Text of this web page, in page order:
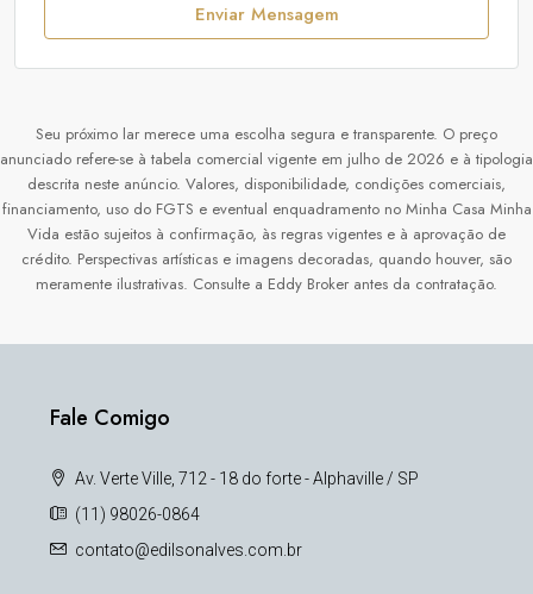
Enviar Mensagem
Seu próximo lar merece uma escolha segura e transparente. O preço
anunciado refere-se à tabela comercial vigente em julho de 2026 e à tipologia
descrita neste anúncio. Valores, disponibilidade, condições comerciais,
financiamento, uso do FGTS e eventual enquadramento no Minha Casa Minha
Vida estão sujeitos à confirmação, às regras vigentes e à aprovação de
crédito. Perspectivas artísticas e imagens decoradas, quando houver, são
meramente ilustrativas. Consulte a Eddy Broker antes da contratação.
Fale Comigo
Av. Verte Ville, 712 - 18 do forte - Alphaville / SP
(11) 98026-0864
contato@edilsonalves.com.br